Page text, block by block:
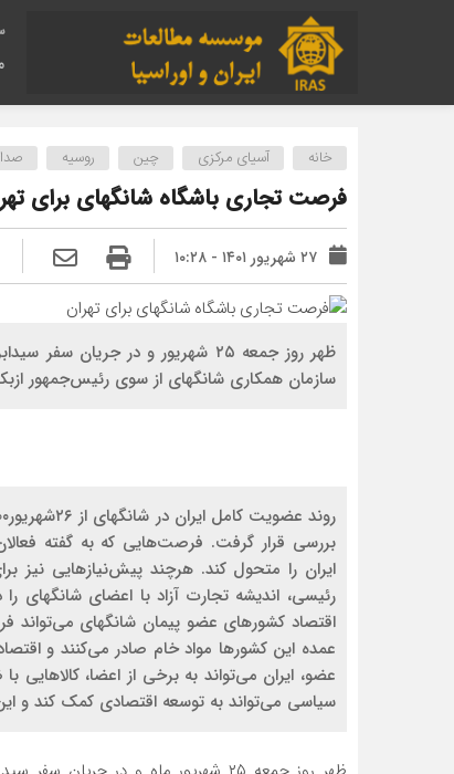
خانه آسیای مرکزی چین روسیه
فرصت تجاری باشگاه شانگهای برای
۲۷ شهریور ۱۴۰۱ - ۱۰:۲۸
ظهر روز جمعه ۲۵ شهریور و در
سازمان همکاری شانگهای از سوی رئیس‌جمهور
بررسی قرار گرفت. فرصت‌هایی که به گفته
ایران را متحول کند. هرچند پیش‌نیازهایی نیز
رئیسی، اندیشه تجارت آزاد با اعضای شانگهای
اقتصاد کشورهای عضو پیمان شانگهای می‌تواند
عمده این کشورها مواد خام صادر می‌کنند و
عضو، ایران می‌تواند به برخی از اعضا، کالاهایی
سیاسی می‌تواند به توسعه اقتصادی کمک کند و